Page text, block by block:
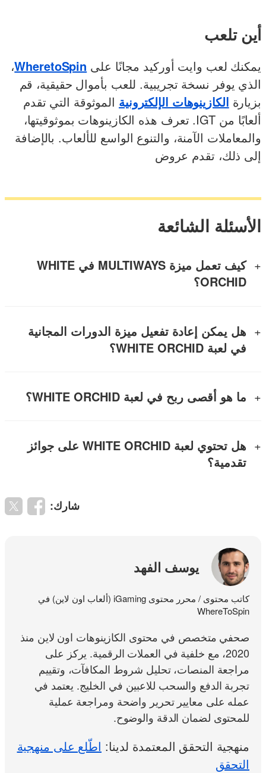
أين تلعب
يمكنك لعب وايت أوركيد مجانًا على WheretoSpin،
الذي يوفر نسخة تجريبية. للعب بأموال حقيقية، قم
بزيارة الكازينوهات الإلكترونية الموثوقة التي تقدم
ألعابًا من IGT. تعرف هذه الكازينوهات بموثوقيتها،
والمعاملات الآمنة، والتنوع الواسع للألعاب. بالإضافة
إلى ذلك، تقدم عروض
الأسئلة الشائعة
كيف تعمل ميزة MULTIWAYS في WHITE
ORCHID؟
هل يمكن إعادة تفعيل ميزة الدورات المجانية
في لعبة WHITE ORCHID؟
ما هو أقصى ربح في لعبة WHITE ORCHID؟
هل تحتوي لعبة WHITE ORCHID على جوائز
تقدمية؟
شارك:
يوسف الفهد
كاتب محتوى / محرر محتوى iGaming (ألعاب اون لاين) في
WhereToSpin
صحفي متخصص في محتوى الكازينوهات اون لاين منذ
2020، مع خلفية في العملات الرقمية. يركز على
مراجعة المنصات، تحليل شروط المكافآت، وتقييم
تجربة الدفع والسحب للاعبين في الخليج. يعتمد في
عمله على معايير تحرير واضحة ومراجعة عملية
للمحتوى لضمان الدقة والوضوح.
منهجية التحقق المعتمدة لدينا: اطّلع على منهجية
التحقق